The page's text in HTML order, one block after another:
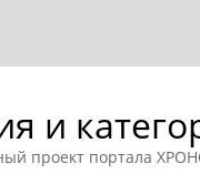
и
проект портала